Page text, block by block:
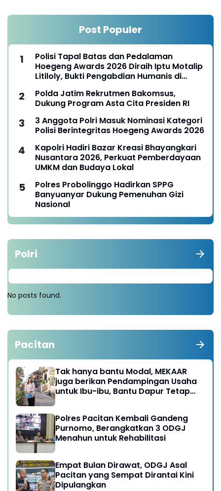
Post Populer
Polisi Tapal Batas dan Pedalaman
Hoegeng Awards 2026 Diraih Iptu Motalip
Litiloly, Bukti Pengabdian Humanis di
Polda Jatim Rekrutmen Bakomsus,
Dukung Program Asta Cita Presiden RI
3 Anggota Polri Masuk Nominasi Kategori
Polisi Berintegritas Hoegeng Awards 2026
Kapolri Hadiri Bazar Kreasi Bhayangkari
Nusantara 2026, Perkuat Pemberdayaan
UMKM dan Budaya Lokal
Polres Probolinggo Hadirkan SPPG
Banyuanyar Dukung Pemenuhan Gizi
Nasional
Polri
No posts found.
Pacitan
Tak hanya bantu Modal, MEKAAR
juga berikan Pendampingan Usaha
untuk Ibu-ibu, Bantu Dapur Tetap
Polres Pacitan Kembali Gandeng
Purnomo, Berangkatkan 3 ODGJ
Menahun untuk Rehabilitasi
Empat Bulan Dirawat, ODGJ Asal
Pacitan yang Sempat Dirantai Kini
Dipulangkan